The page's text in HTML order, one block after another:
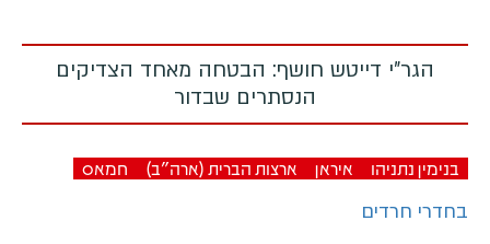
הגר"י דייטש חושף: הבטחה מאחד הצדיקים
הנסתרים שבדור
בנימין נתניהו איראן ארצות הברית (ארה"ב) חמאס
בחדרי חרדים